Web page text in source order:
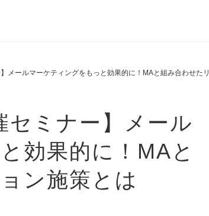
メールマーケティングをもっと効果的に！MAと組み合わせたリ
セミナー】メール
効果的に！MAと
ン施策とは